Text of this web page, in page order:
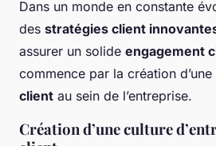
Dans un monde en constante
des stratégies client
assurer un solide engagement
commence par la création
client au sein de l’entreprise.
Création d’une culture